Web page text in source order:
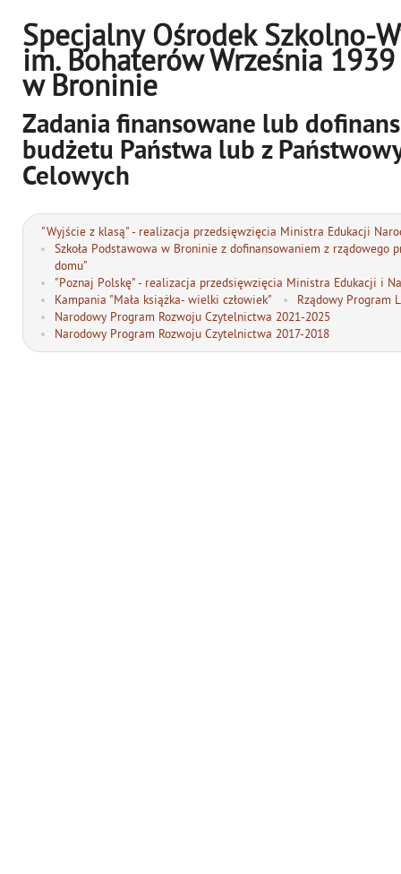
Specjalny Ośrodek Szkolno-
im. Bohaterów Września
w Broninie
Zadania finansowane lub
budżetu Państwa lub z
Celowych
"Wyjście z klasą" - realizacja przedsięwzięcia Ministra Edukacji
Szkoła Podstawowa w Broninie z dofinansowaniem z rządowego
domu”
"Poznaj Polskę" - realizacja przedsięwzięcia Ministra Edukacji i
Kampania "Mała książka- wielki człowiek"
Rządowy Program
Narodowy Program Rozwoju Czytelnictwa 2021-2025
Narodowy Program Rozwoju Czytelnictwa 2017-2018